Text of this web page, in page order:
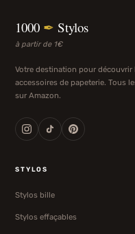
1000 ✒ Stylos
à partir de 1€
Votre destination pour
accessoires de papeterie. Tous
sur Amazon.
STYLOS
Stylos bille
Stylos effaçables